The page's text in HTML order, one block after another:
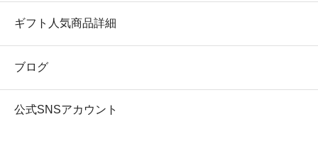
ギフト人気商品詳細
ブログ
公式SNSアカウント